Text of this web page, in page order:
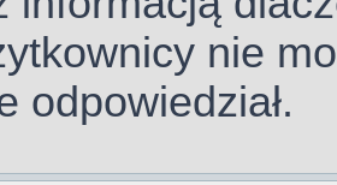
nie
odpowiedział.